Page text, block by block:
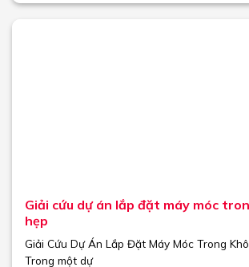
Giải cứu dự án lắp đặt máy móc
hẹp
Giải Cứu Dự Án Lắp Đặt Máy Móc Trong
Trong một dự